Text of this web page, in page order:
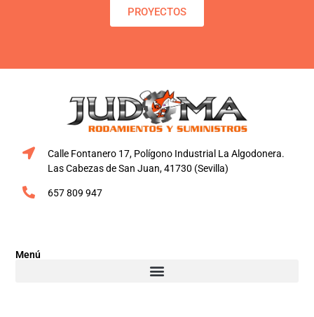
PROYECTOS
Calle Fontanero 17, Polígono Industrial La Algodonera.
Las Cabezas de San Juan, 41730 (Sevilla)
657 809 947
Menú